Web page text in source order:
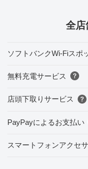
全店
ソフトバンクWi-Fiスポ
無料充電サービス
店頭下取りサービス
PayPayによるお支払い
スマートフォンアクセ